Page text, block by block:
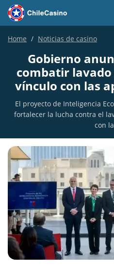
Home Noticias de casino
Gobierno
combatir lavado
vínculo con las
El proyecto de Inteligencia
fortalecer la lucha contra el
con